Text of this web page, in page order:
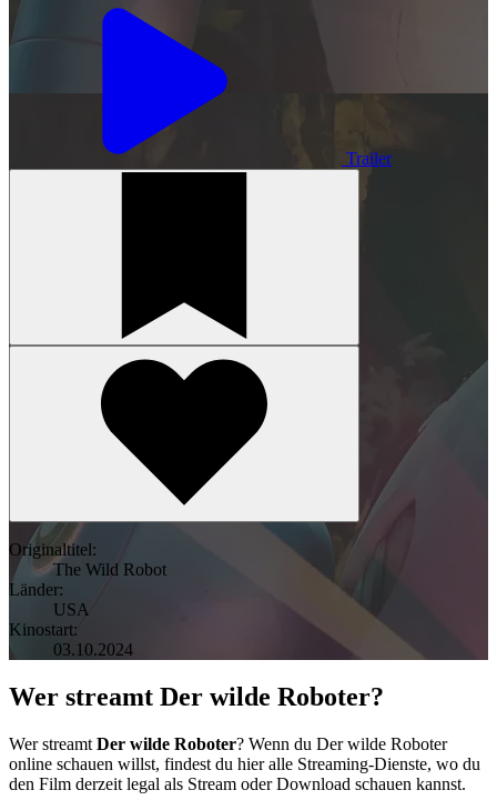
Trailer
Originaltitel:
The Wild Robot
Länder:
USA
Kinostart:
03.10.2024
Wer streamt Der wilde Roboter?
Wer streamt Der wilde Roboter? Wenn du Der wilde Roboter
online schauen willst, findest du hier alle Streaming-Dienste, wo du
den Film derzeit legal als Stream oder Download schauen kannst.